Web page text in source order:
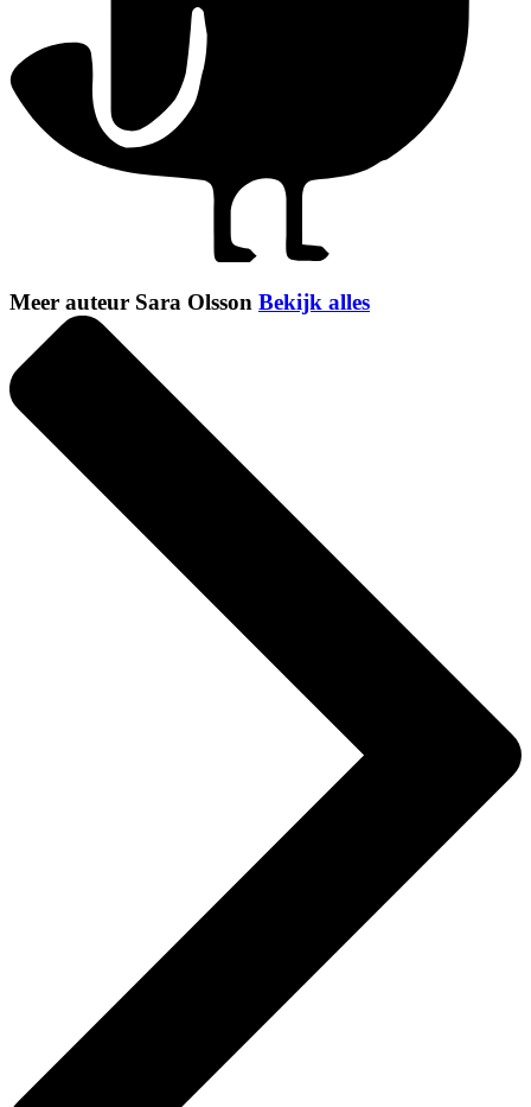
Meer auteur Sara Olsson Bekijk alles